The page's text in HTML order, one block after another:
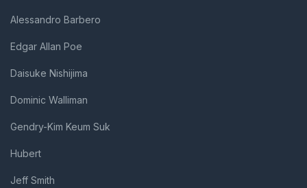
Alessandro Barbero
Edgar Allan Poe
Daisuke Nishijima
Dominic Walliman
Gendry-Kim Keum Suk
Hubert
Jeff Smith